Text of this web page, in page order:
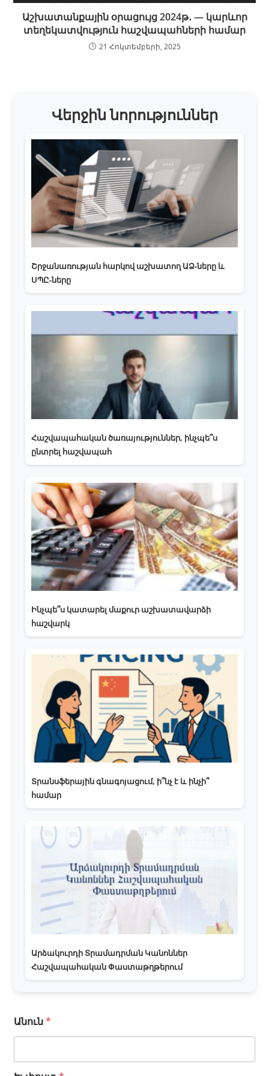
Աշխատանքային օրացույց 2024թ․ — կարևոր
տեղեկատվություն հաշվապահների համար
21 Հոկտեմբերի, 2025
Վերջին նորություններ
Շրջանառության հարկով աշխատող ԱՁ-ները և
ՍՊԸ-ները
Հաշվապահական ծառայություններ, ինչպե՞ս
ընտրել հաշվապահ
Ինչպե՞ս կատարել մաքուր աշխատավարձի
հաշվարկ
Տրանսֆերային գնագոյացում, ի՞նչ է և ինչի՞
համար
Արձակուրդի Տրամադրման Կանոններ
Հաշվապահական Փաստաթղթերում
Անուն*